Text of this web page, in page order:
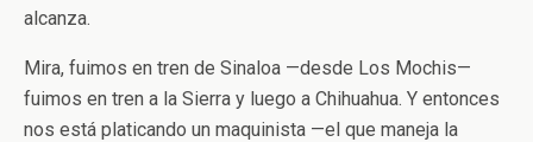
alcanza.
Mira, fuimos en tren de Sinaloa —desde Los Mochis—
fuimos en tren a la Sierra y luego a Chihuahua. Y entonces
nos está platicando un maquinista —el que maneja la